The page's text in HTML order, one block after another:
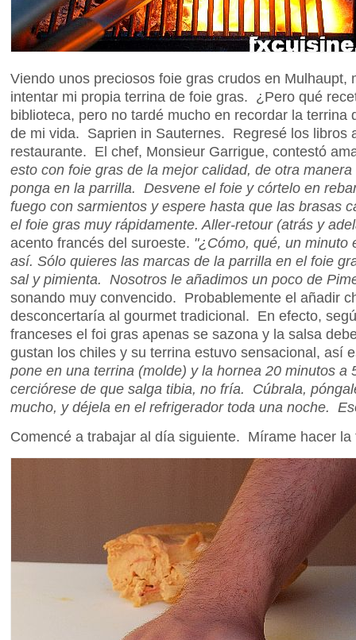
Viendo unos preciosos foie gras crudos en Mulhaupt,
intentar mi propia terrina de foie gras. ¿Pero qué
biblioteca, pero no tardé mucho en recordar la terrina
de mi vida. Saprien in Sauternes. Regresé los libros
restaurante. El chef, Monsieur Garrigue, contestó
esto con foie gras de la mejor calidad, de otra
ponga en la parrilla. Desvene el foie y córtelo en
fuego con sarmientos y espere hasta que las brasas
el foie gras muy rápidamente. Aller-retour (atrás y
acento francés del suroeste. "¿Cómo, qué, un minuto
así. Sólo quieres las marcas de la parrilla en el foie
sal y pimienta. Nosotros le añadimos un poco de
sonando muy convencido. Probablemente el añadir
desconcertaría al gourmet tradicional. En efecto,
franceses el foi gras apenas se sazona y la salsa
gustan los chiles y su terrina estuvo sensacional, así
pone en una terrina (molde) y la hornea 20 minutos a
cerciórese de que salga tibia, no fría. Cúbrala,
mucho, y déjela en el refrigerador toda una noche.
Comencé a trabajar al día siguiente. Mírame hacer